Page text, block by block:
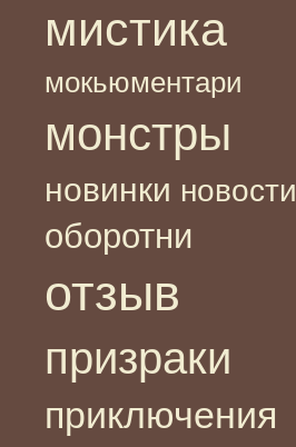
мистика
мокьюментари
монстры
новинки новости
оборотни
отзыв
призраки
приключения